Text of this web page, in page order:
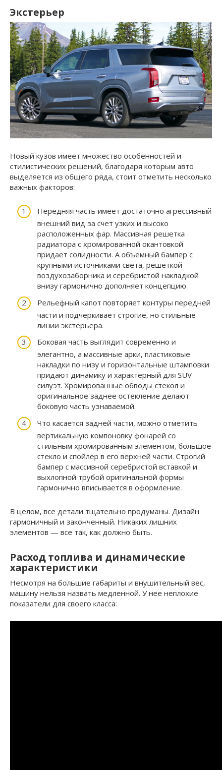
Экстерьер
Новый кузов имеет множество особенностей и
стилистических решений, благодаря которым авто
выделяется из общего ряда, стоит отметить несколько
важных факторов:
Передняя часть имеет достаточно агрессивный
внешний вид за счет узких и высоко
расположенных фар. Массивная решетка
радиатора с хромированной окантовкой
придает солидности. А объемный бампер с
крупными источниками света, решеткой
воздухозаборника и серебристой накладкой
внизу гармонично дополняет концепцию.
Рельефный капот повторяет контуры передней
части и подчеркивает строгие, но стильные
линии экстерьера.
Боковая часть выглядит современно и
элегантно, а массивные арки, пластиковые
накладки по низу и горизонтальные штамповки
придают динамику и характерный для SUV
силуэт. Хромированные обводы стекол и
оригинальное заднее остекление делают
боковую часть узнаваемой.
Что касается задней части, можно отметить
вертикальную компоновку фонарей со
стильным хромированным элементом, большое
стекло и спойлер в его верхней части. Строгий
бампер с массивной серебристой вставкой и
выхлопной трубой оригинальной формы
гармонично вписывается в оформление.
В целом, все детали тщательно продуманы. Дизайн
гармоничный и законченный. Никаких лишних
элементов — все так, как должно быть.
Расход топлива и динамические
характеристики
Несмотря на большие габариты и внушительный вес,
машину нельзя назвать медленной. У нее неплохие
показатели для своего класса: